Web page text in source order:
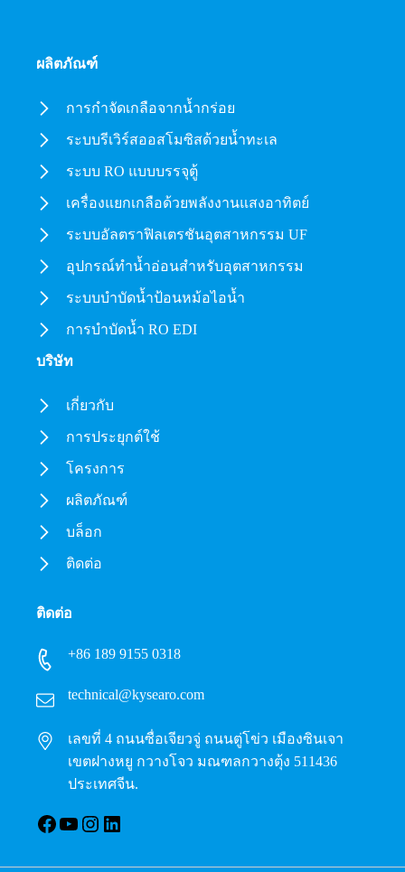
ผลิตภัณฑ์
การกำจัดเกลือจากน้ำกร่อย
ระบบรีเวิร์สออสโมซิสด้วยน้ำทะเล
ระบบ RO แบบบรรจุตู้
เครื่องแยกเกลือด้วยพลังงานแสงอาทิตย์
ระบบอัลตราฟิลเตรชันอุตสาหกรรม UF
อุปกรณ์ทำน้ำอ่อนสำหรับอุตสาหกรรม
ระบบบำบัดน้ำป้อนหม้อไอน้ำ
การบำบัดน้ำ RO EDI
บริษัท
เกี่ยวกับ
การประยุกต์ใช้
โครงการ
ผลิตภัณฑ์
บล็อก
ติดต่อ
ติดต่อ
+86 189 9155 0318
technical@kysearo.com
เลขที่ 4 ถนนซื่อเจียวจู่ ถนนตู่โข่ว เมืองซินเจา
เขตฝางหยู กวางโจว มณฑลกวางตุ้ง 511436
ประเทศจีน.
Facebook
YouTube
อินสตาแกรมLinkedIn